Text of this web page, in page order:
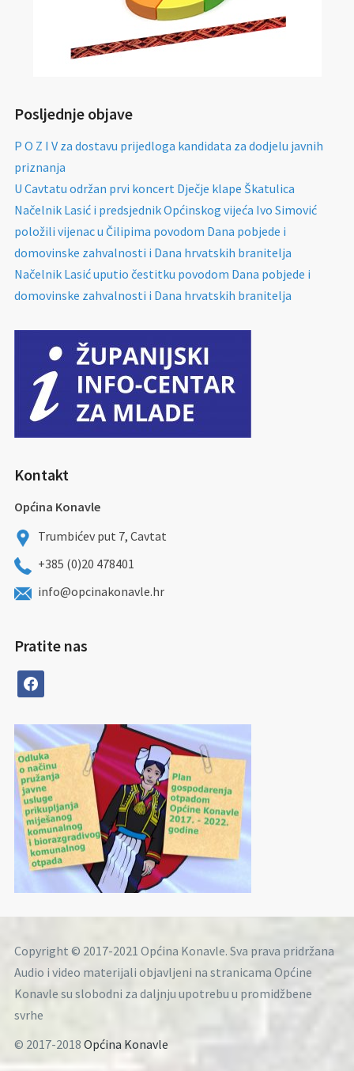
Posljednje objave
P O Z I V za dostavu prijedloga kandidata za dodjelu javnih
priznanja
U Cavtatu održan prvi koncert Dječje klape Škatulica
Načelnik Lasić i predsjednik Općinskog vijeća Ivo Simović
položili vijenac u Čilipima povodom Dana pobjede i
domovinske zahvalnosti i Dana hrvatskih branitelja
Načelnik Lasić uputio čestitku povodom Dana pobjede i
domovinske zahvalnosti i Dana hrvatskih branitelja
Kontakt
Općina Konavle
Trumbićev put 7, Cavtat
+385 (0)20 478401
info@opcinakonavle.hr
Pratite nas
facebook
Copyright © 2017-2021 Općina Konavle. Sva prava pridržana
Audio i video materijali objavljeni na stranicama Općine
Konavle su slobodni za daljnju upotrebu u promidžbene
svrhe
© 2017-2018 Općina Konavle